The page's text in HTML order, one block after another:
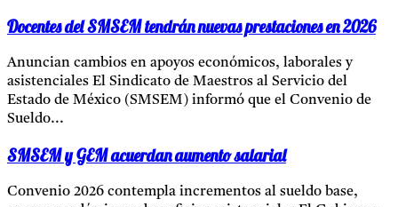
Docentes del SMSEM tendrán nuevas prestaciones en 2026
Anuncian cambios en apoyos económicos, laborales y
asistenciales El Sindicato de Maestros al Servicio del
Estado de México (SMSEM) informó que el Convenio de
Sueldo...
SMSEM y GEM acuerdan aumento salarial
Convenio 2026 contempla incrementos al sueldo base,